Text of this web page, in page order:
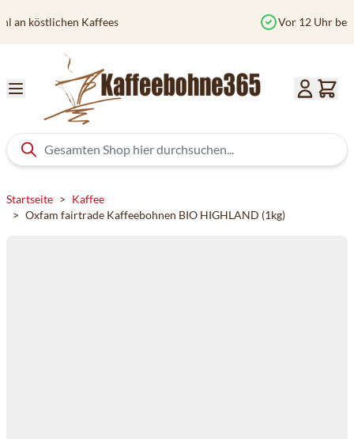
Vor 12 Uhr bestellt? Heute versendet
Startseite > Kaffee
> Oxfam fairtrade Kaffeebohnen BIO HIGHLAND (1kg)